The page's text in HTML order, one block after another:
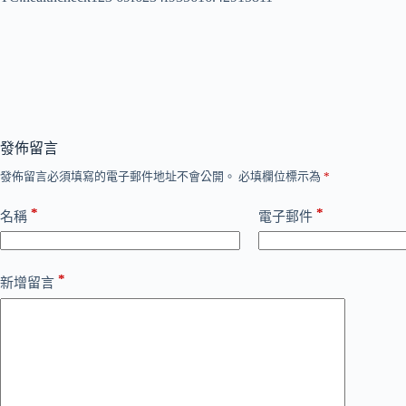
發佈留言
發佈留言必須填寫的電子郵件地址不會公開。 必填欄位標示為 *
名稱 * 電子郵件 *
新增留言 *